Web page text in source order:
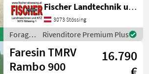
Mischschnecken Standard -
Messersatz Standard - 2 x T-
Koaxialgetriebe 1 zu 1 und
1, 8 zu 1 - Antri
Fischer Landtechnik und Kfz KG
3073 Stössing
Foraggiamento
/
Strautmann
Rivenditore Premium Plus
Faresin TMRV
Rambo 900
16.790